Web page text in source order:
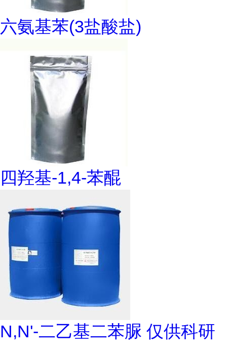
六氨基苯(3盐酸盐)
四羟基-1,4-苯醌
N,N'-二乙基二苯脲 仅供科研